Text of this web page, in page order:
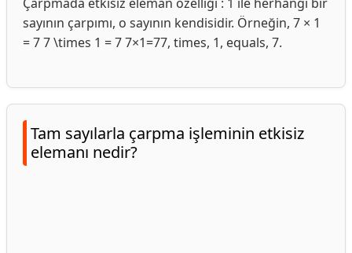
sayının çarpımı, o sayının kendisidir. Örneğin, 7 × 1
= 7 7 \times 1 = 7 7×1=77, times, 1, equals, 7.
Tam sayılarla çarpma işleminin etkisiz
elemanı nedir?